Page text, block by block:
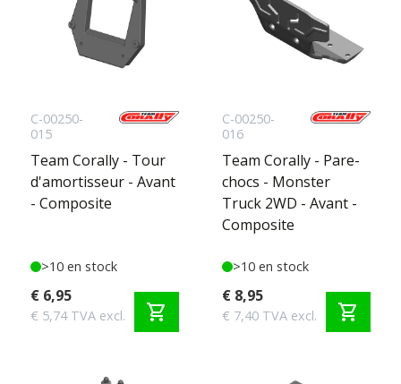
C-00250-
015
Team Corally - Tour
d'amortisseur - Avant
- Composite
>10 en stock
€ 6,95
€ 5,74 TVA excl. shopping_cart
C-00250-
016
Team Corally - Pare-
chocs - Monster
Truck 2WD - Avant -
Composite
>10 en stock
€ 8,95
€ 7,40 TVA excl. shopping_cart